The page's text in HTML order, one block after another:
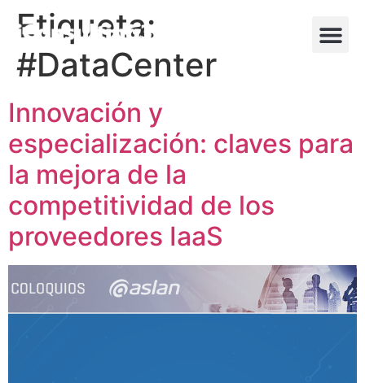
Etiqueta:
#DataCenter
Innovación y
especialización: claves para
la mejora de la
competitividad de los
proveedores IaaS